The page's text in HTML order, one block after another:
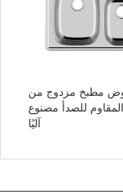
مطبخ مزدوج من
المقاوم للصدأ مصنوع
آليًا